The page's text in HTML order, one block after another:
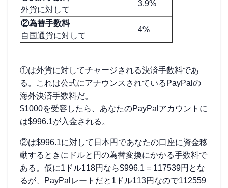
外貨に対して
3.9%
②為替手数料
自国通貨に対して
4%
①は外貨に対してチャージされる決済手数料であ
る。これは公式にアナウンスされているPayPalの
海外決済手数料だ。
$1000を受容したら、あなたのPayPalアカウントに
は$996.1が入金される。
②は$996.1に対して日本円であなたの口座に資金移
動するときにドルと円の為替変換にかかる手数料で
ある。仮に1ドル118円なら$996.1 = 117539円とな
るが、PayPalレートだと1ドル113円なので112559